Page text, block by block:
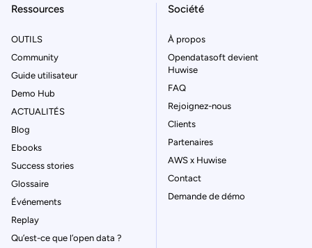
Ressources
OUTILS
Community
Guide utilisateur
Demo Hub
ACTUALITÉS
Blog
Ebooks
Success stories
Glossaire
Événements
Replay
Qu’est-ce que l’open data ?
Société
À propos
Opendatasoft devient
Huwise
FAQ
Rejoignez-nous
Clients
Partenaires
AWS x Huwise
Contact
Demande de démo